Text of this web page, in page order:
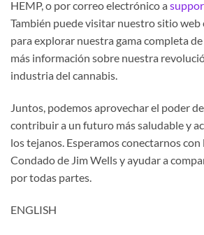
HEMP, o por correo electrónico a
También puede visitar nuestro sitio
para explorar nuestra gama completa
más información sobre nuestra
industria del cannabis.
Juntos, podemos aprovechar el poder
contribuir a un futuro más saludable y
los tejanos. Esperamos conectarnos
Condado de Jim Wells y ayudar a
por todas partes.
ENGLISH